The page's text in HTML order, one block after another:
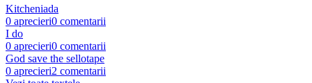
Kitcheniada
0 aprecieri0 comentarii
I do
0 aprecieri0 comentarii
God save the sellotape
0 aprecieri2 comentarii